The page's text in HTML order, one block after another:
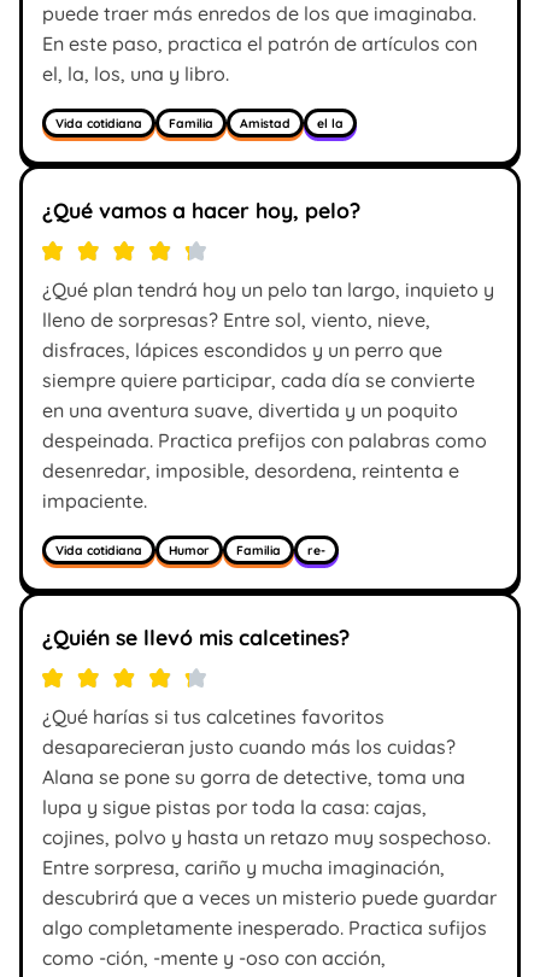
puede traer más enredos de los que imaginaba.
En este paso, practica el patrón de artículos con
el, la, los, una y libro.
Vida cotidiana Familia Amistad el la
¿Qué vamos a hacer hoy, pelo?
¿Qué plan tendrá hoy un pelo tan largo, inquieto y
lleno de sorpresas? Entre sol, viento, nieve,
disfraces, lápices escondidos y un perro que
siempre quiere participar, cada día se convierte
en una aventura suave, divertida y un poquito
despeinada. Practica prefijos con palabras como
desenredar, imposible, desordena, reintenta e
impaciente.
Vida cotidiana Humor Familia re-
¿Quién se llevó mis calcetines?
¿Qué harías si tus calcetines favoritos
desaparecieran justo cuando más los cuidas?
Alana se pone su gorra de detective, toma una
lupa y sigue pistas por toda la casa: cajas,
cojines, polvo y hasta un retazo muy sospechoso.
Entre sorpresa, cariño y mucha imaginación,
descubrirá que a veces un misterio puede guardar
algo completamente inesperado. Practica sufijos
como -ción, -mente y -oso con acción,